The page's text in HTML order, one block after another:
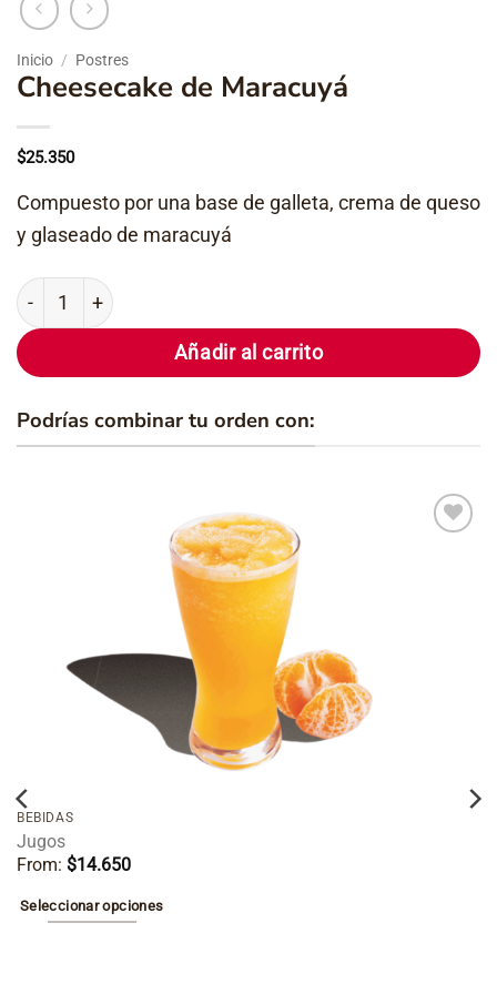
Inicio / Postres
Cheesecake de Maracuyá
$25.350
Compuesto por una base de galleta, crema de queso
y glaseado de maracuyá
Cheesecake de Maracuyá cantidad
Añadir al carrito
Podrías combinar tu orden con:
BEBIDAS
Jugos
From: $14.650
Seleccionar opciones